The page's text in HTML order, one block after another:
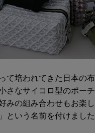
て培われてきた日本の
さなサイコロ型のポー
みの組み合わせもお楽
という名前を付けました